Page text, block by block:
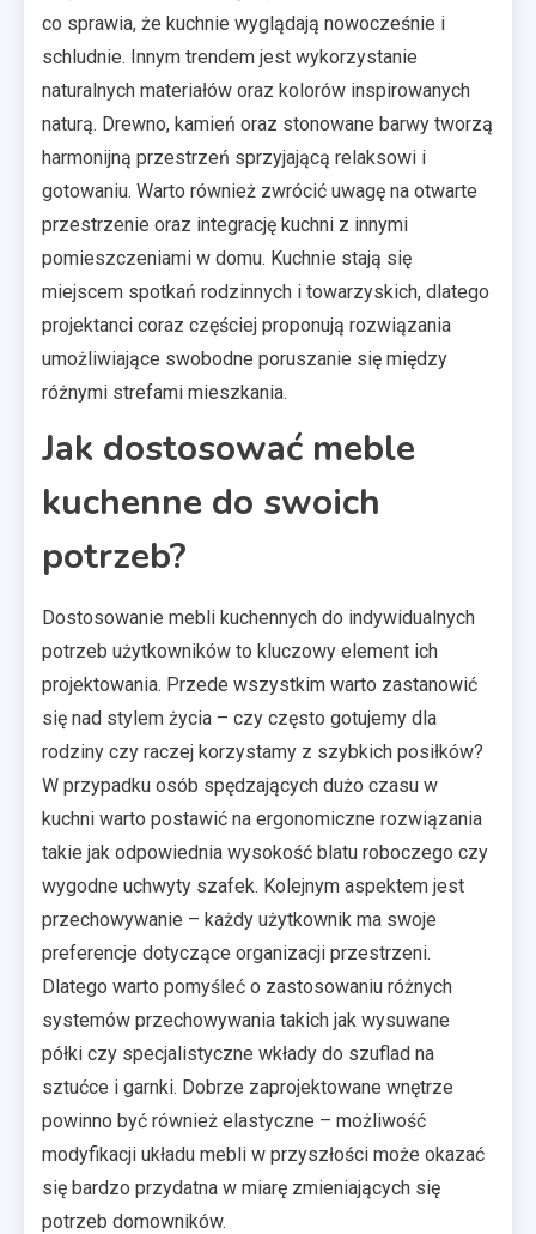
co sprawia, że kuchnie wyglądają nowocześnie i
schludnie. Innym trendem jest wykorzystanie
naturalnych materiałów oraz kolorów inspirowanych
naturą. Drewno, kamień oraz stonowane barwy tworzą
harmonijną przestrzeń sprzyjającą relaksowi i
gotowaniu. Warto również zwrócić uwagę na otwarte
przestrzenie oraz integrację kuchni z innymi
pomieszczeniami w domu. Kuchnie stają się
miejscem spotkań rodzinnych i towarzyskich, dlatego
projektanci coraz częściej proponują rozwiązania
umożliwiające swobodne poruszanie się między
różnymi strefami mieszkania.
Jak dostosować meble
kuchenne do swoich
potrzeb?
Dostosowanie mebli kuchennych do indywidualnych
potrzeb użytkowników to kluczowy element ich
projektowania. Przede wszystkim warto zastanowić
się nad stylem życia – czy często gotujemy dla
rodziny czy raczej korzystamy z szybkich posiłków?
W przypadku osób spędzających dużo czasu w
kuchni warto postawić na ergonomiczne rozwiązania
takie jak odpowiednia wysokość blatu roboczego czy
wygodne uchwyty szafek. Kolejnym aspektem jest
przechowywanie – każdy użytkownik ma swoje
preferencje dotyczące organizacji przestrzeni.
Dlatego warto pomyśleć o zastosowaniu różnych
systemów przechowywania takich jak wysuwane
półki czy specjalistyczne wkłady do szuflad na
sztućce i garnki. Dobrze zaprojektowane wnętrze
powinno być również elastyczne – możliwość
modyfikacji układu mebli w przyszłości może okazać
się bardzo przydatna w miarę zmieniających się
potrzeb domowników.